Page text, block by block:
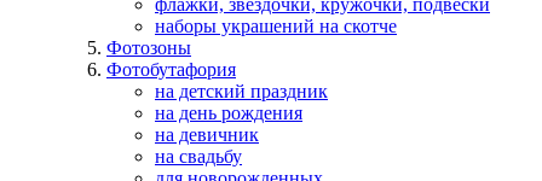
флажки, звездочки, кружочки, подвески
наборы украшений на скотче
Фотозоны
Фотобутафория
на детский праздник
на день рождения
на девичник
на свадьбу